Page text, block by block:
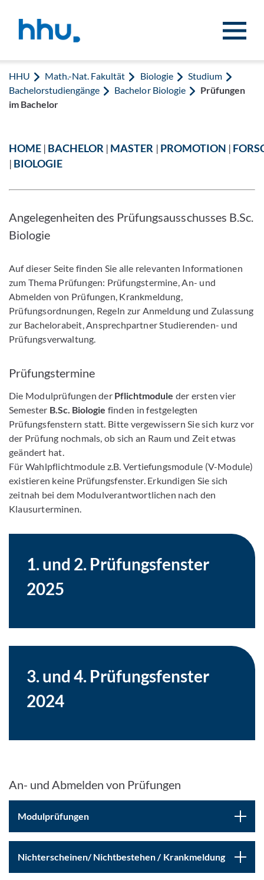
HHU Math.-Nat. Fakultät Biologie
Studium
Bachelorstudiengänge
Bachelor Biologie
Prüfungen
im Bachelor
HOME | BACHELOR | MASTER | PROMOTION |
| BIOLOGIE
Angelegenheiten des Prüfungsausschusses B.Sc.
Biologie
Auf dieser Seite finden Sie alle relevanten Informationen
zum Thema Prüfungen: Prüfungstermine, An- und
Abmelden von Prüfungen, Krankmeldung,
Prüfungsordnungen, Regeln zur Anmeldung und Zulassung
zur Bachelorabeit, Ansprechpartner Studierenden- und
Prüfungsverwaltung.
Prüfungstermine
Die Modulprüfungen der Pflichtmodule der ersten vier
Semester B.Sc. Biologie finden in festgelegten
Prüfungsfenstern statt. Bitte vergewissern Sie sich kurz vor
der Prüfung nochmals, ob sich an Raum und Zeit etwas
geändert hat.
Für Wahlpflichtmodule z.B. Vertiefungsmodule (V-Module)
existieren keine Prüfungsfenster. Erkundigen Sie sich
zeitnah bei dem Modulverantwortlichen nach den
Klausurterminen.
1. und 2. Prüfungsfenster
2025
3. und 4. Prüfungsfenster
2024
An- und Abmelden von Prüfungen
Modulprüfungen
Nichterscheinen/ Nichtbestehen / Krankmeldung